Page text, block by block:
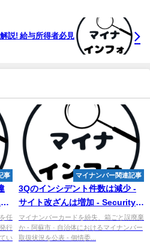
説! 給与所得者必見
事
任
行
い
マイナンバー関連記事
3Qのインシデント件数は減少 -
サイト改ざんは増加 - Security
NEXT
マイナンバーカードを紛失、箱ごと誤廃棄
か - 阿蘇市 · 自治体におけるマイナンバー
取扱状況を公表 - 個情委...